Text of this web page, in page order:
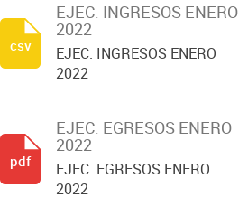
EJEC. INGRESOS ENERO
2022
EJEC. INGRESOS ENERO
2022
csv
EJEC. EGRESOS ENERO
2022
EJEC. EGRESOS ENERO
2022
pdf